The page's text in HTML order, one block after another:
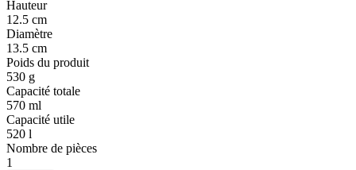
Hauteur
12.5 cm
Diamètre
13.5 cm
Poids du produit
530 g
Capacité totale
570 ml
Capacité utile
520 l
Nombre de pièces
1